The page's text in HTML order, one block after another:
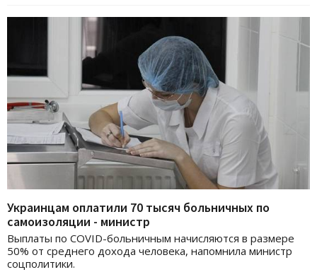
Украинцам оплатили 70 тысяч больничных по
самоизоляции - министр
Выплаты по COVID-больничным начисляются в размере
50% от среднего дохода человека, напомнила министр
соцполитики.